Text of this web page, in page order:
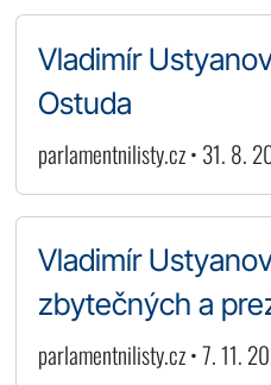
Vladimír
Ostuda
parlamentnilisty.cz • 31. 8.
Vladimír
zbytečných a
parlamentnilisty.cz • 7. 11.